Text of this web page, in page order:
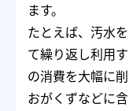
ます。
たとえば、汚水
て繰り返し利用
の消費を大幅に削
おがくずなどに